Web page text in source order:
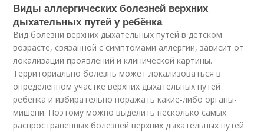
Виды аллергических болезней верхних
дыхательных путей у ребёнка
Вид болезни верхних дыхательных путей в детском
возрасте, связанной с симптомами аллергии, зависит от
локализации проявлений и клинической картины.
Территориально болезнь может локализоваться в
определенном участке верхних дыхательных путей
ребёнка и избирательно поражать какие-либо органы-
мишени. Поэтому можно выделить несколько самых
распространенных болезней верхних дыхательных путей